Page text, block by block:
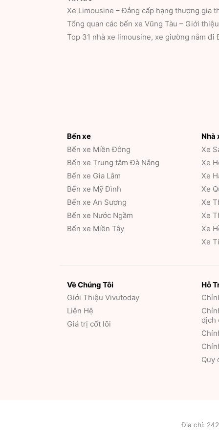
Xe Limousine – Đẳng cấp hạng thương gia
Tổng quan các bến xe Vũng Tàu – Giới
Top 31 nhà xe limousine, xe giường nằm đi
Bến xe
Bến xe Miền Đông
Bến xe Trung tâm Đà Nẵng
Bến xe Gia Lâm
Bến xe Mỹ Đình
Bến xe An Sương
Bến xe Nước Ngầm
Bến xe Miền Tây
Nhà
Xe
Xe
Xe
Xe
Xe
Xe
Xe
Xe
Về Chúng Tôi
Giới Thiệu Vivutoday
Liên Hệ
Giá trị cốt lõi
Hỗ
dịch
Quy
Địa chỉ: